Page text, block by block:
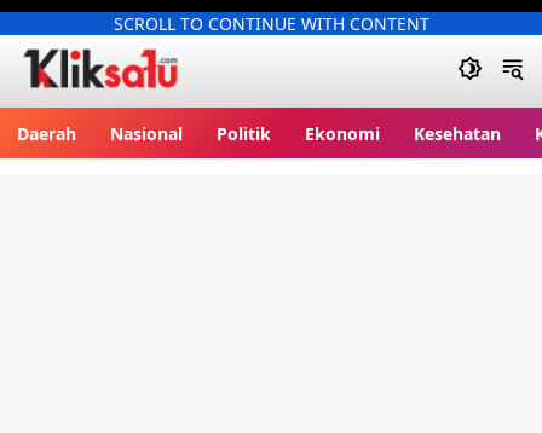
SCROLL TO CONTINUE WITH CONTENT
Daerah Nasional Politik Ekonomi Kesehatan